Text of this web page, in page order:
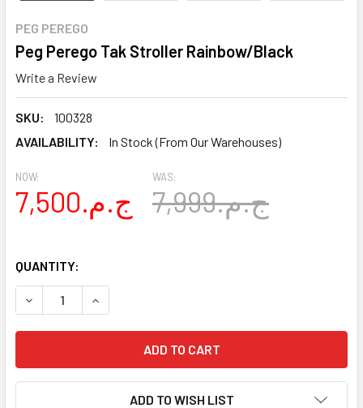
PEG PEREGO
Peg Perego Tak Stroller Rainbow/Black
Write a Review
SKU:
100328
AVAILABILITY:
In Stock (From Our Warehouses)
NOW:
7,500.ج.م
WAS:
7,999.ج.م
QUANTITY:
DECREASE QUANTITY OF PEG PEREGO TAK STROLLER
INCREASE QUANTITY OF PEG PEREGO TAK
ADD TO WISH LIST